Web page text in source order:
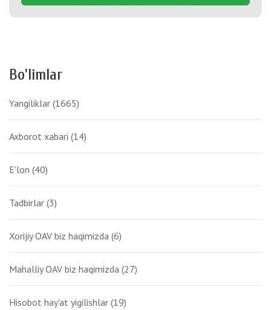
Bo'limlar
Yangiliklar (1665)
Axborot xabari (14)
E'lon (40)
Tadbirlar (3)
Xorijiy OAV biz haqimizda (6)
Mahalliy OAV biz haqimizda (27)
Hisobot hay'at yigilishlar (19)